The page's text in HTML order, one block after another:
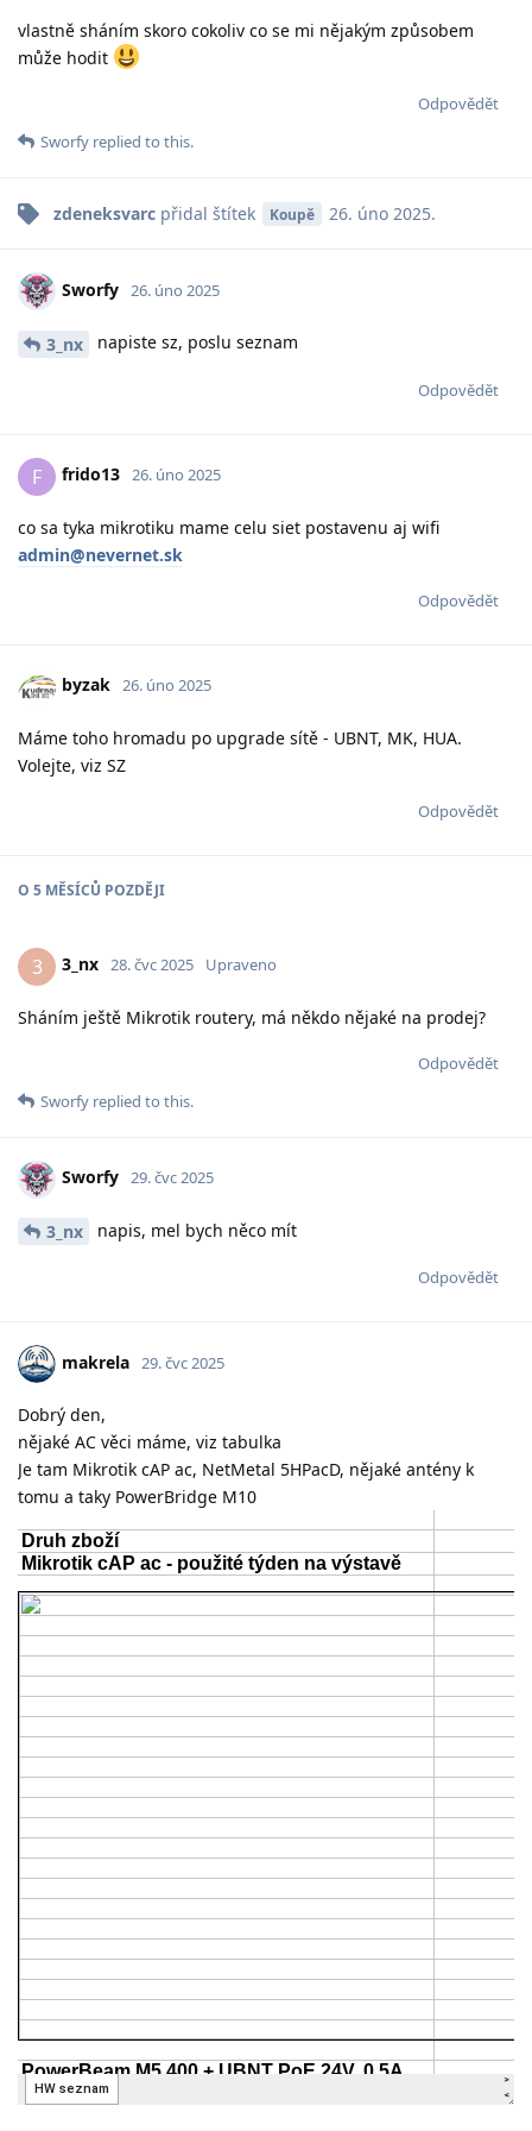
vlastně sháním skoro cokoliv co se mi nějakým způsobem
může hodit
Odpovědět
Sworfy replied to this.
zdeneksvarc přidal štítek Koupě 26. úno 2025.
Sworfy 26. úno 2025
3_nx napiste sz, poslu seznam
Odpovědět
F frido13 26. úno 2025
co sa tyka mikrotiku mame celu siet postavenu aj wifi
admin@nevernet.sk
Odpovědět
byzak 26. úno 2025
Máme toho hromadu po upgrade sítě - UBNT, MK, HUA.
Volejte, viz SZ
Odpovědět
O 5 MĚSÍCŮ POZDĚJI
3 3_nx 28. čvc 2025 Upraveno
Sháním ještě Mikrotik routery, má někdo nějaké na prodej?
Odpovědět
Sworfy replied to this.
Sworfy 29. čvc 2025
3_nx napis, mel bych něco mít
Odpovědět
makrela 29. čvc 2025
Dobrý den,
nějaké AC věci máme, viz tabulka
Je tam Mikrotik cAP ac, NetMetal 5HPacD, nějaké antény k
tomu a taky PowerBridge M10